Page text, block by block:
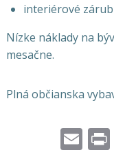
interiérové
Nízke náklady na
mesačne.
Plná občianska